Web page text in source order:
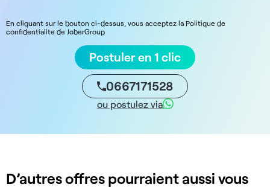
En cliquant sur le bouton ci-dessus, vous acceptez la Politique de
confidentialite de JoberGroup
Postuler en 1 clic
0667171528
ou postulez via
D’autres offres pourraient aussi vous